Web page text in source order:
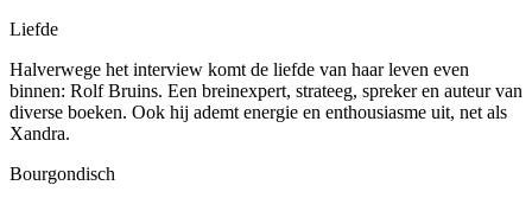
Liefde
Halverwege het interview komt de liefde van haar leven even
binnen: Rolf Bruins. Een breinexpert, strateeg, spreker en auteur van
diverse boeken. Ook hij ademt energie en enthousiasme uit, net als
Xandra.
Bourgondisch